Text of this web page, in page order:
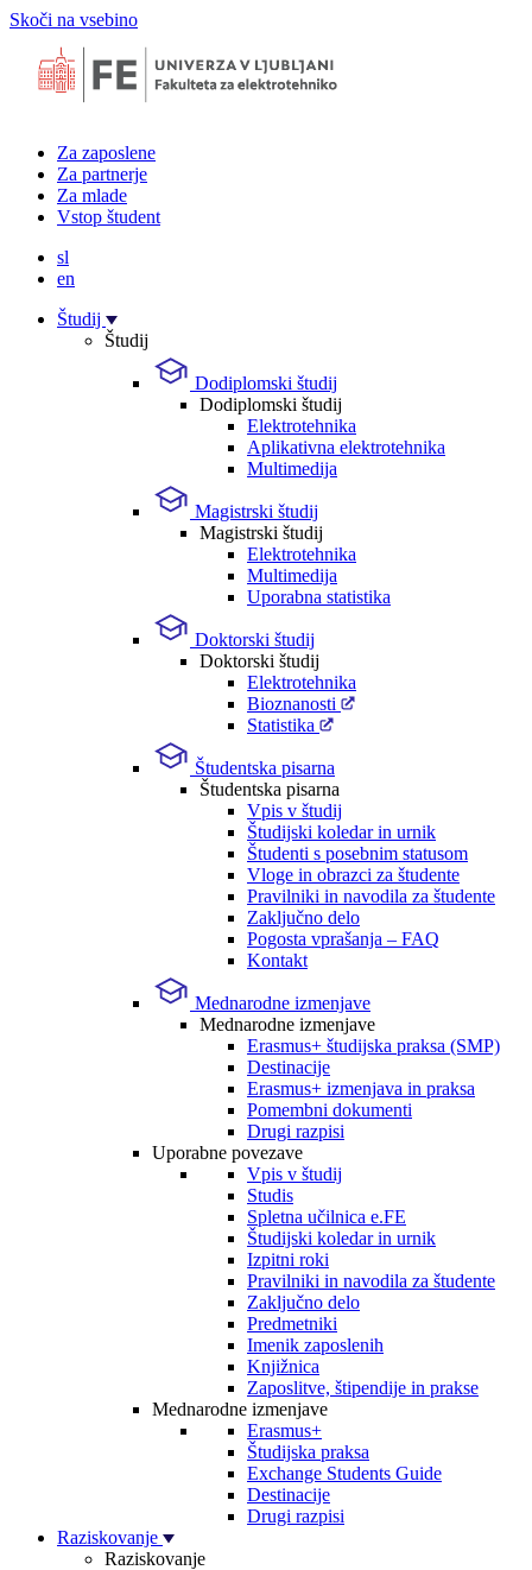
Skoči na vsebino
Za zaposlene
Za partnerje
Za mlade
Vstop študent
sl
en
Študij
Študij
Dodiplomski študij
Dodiplomski študij
Elektrotehnika
Aplikativna elektrotehnika
Multimedija
Magistrski študij
Magistrski študij
Elektrotehnika
Multimedija
Uporabna statistika
Doktorski študij
Doktorski študij
Elektrotehnika
Bioznanosti
Statistika
Študentska pisarna
Študentska pisarna
Vpis v študij
Študijski koledar in urnik
Študenti s posebnim statusom
Vloge in obrazci za študente
Pravilniki in navodila za študente
Zaključno delo
Pogosta vprašanja – FAQ
Kontakt
Mednarodne izmenjave
Mednarodne izmenjave
Erasmus+ študijska praksa (SMP)
Destinacije
Erasmus+ izmenjava in praksa
Pomembni dokumenti
Drugi razpisi
Uporabne povezave
Vpis v študij
Studis
Spletna učilnica e.FE
Študijski koledar in urnik
Izpitni roki
Pravilniki in navodila za študente
Zaključno delo
Predmetniki
Imenik zaposlenih
Knjižnica
Zaposlitve, štipendije in prakse
Mednarodne izmenjave
Erasmus+
Študijska praksa
Exchange Students Guide
Destinacije
Drugi razpisi
Raziskovanje
Raziskovanje